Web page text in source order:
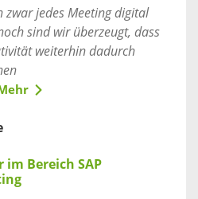
zwar jedes Meeting digital
sind wir überzeugt, dass
weiterhin dadurch
im Bereich SAP